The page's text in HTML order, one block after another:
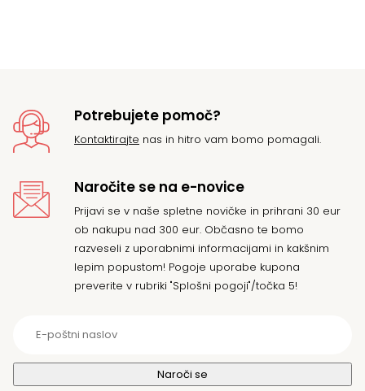
Potrebujete pomoč?
Kontaktirajte nas in hitro vam bomo pomagali.
Naročite se na e-novice
Prijavi se v naše spletne novičke in prihrani 30 eur
ob nakupu nad 300 eur. Občasno te bomo
razveseli z uporabnimi informacijami in kakšnim
lepim popustom! Pogoje uporabe kupona
preverite v rubriki "Splošni pogoji"/točka 5!